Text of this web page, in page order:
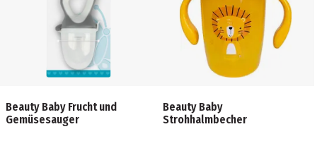
Beauty Baby Frucht und
Gemüsesauger
Beauty Baby
Strohhalmbecher